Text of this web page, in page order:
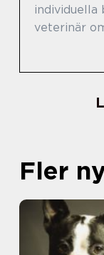
individuella
veterinär
Fler